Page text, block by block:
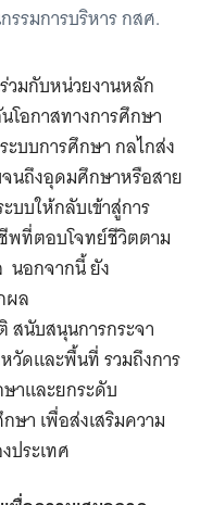
รรมการบริหาร กสศ.
วมกับหน่วยงานหลัก
โอกาสทางการศึกษา
บบการศึกษา กลไกส่ง
นถึงอุดมศึกษาหรือสาย
บบให้กลับเข้าสู่การ
พที่ตอบโจทย์ชีวิตตาม
นอกจากนี้ ยัง
ผล
สนับสนุนการกระจา
วัดและพื้นที่ รวมถึงการ
าและยกระดับ
า เพื่อส่งเสริมความ
ประเทศ